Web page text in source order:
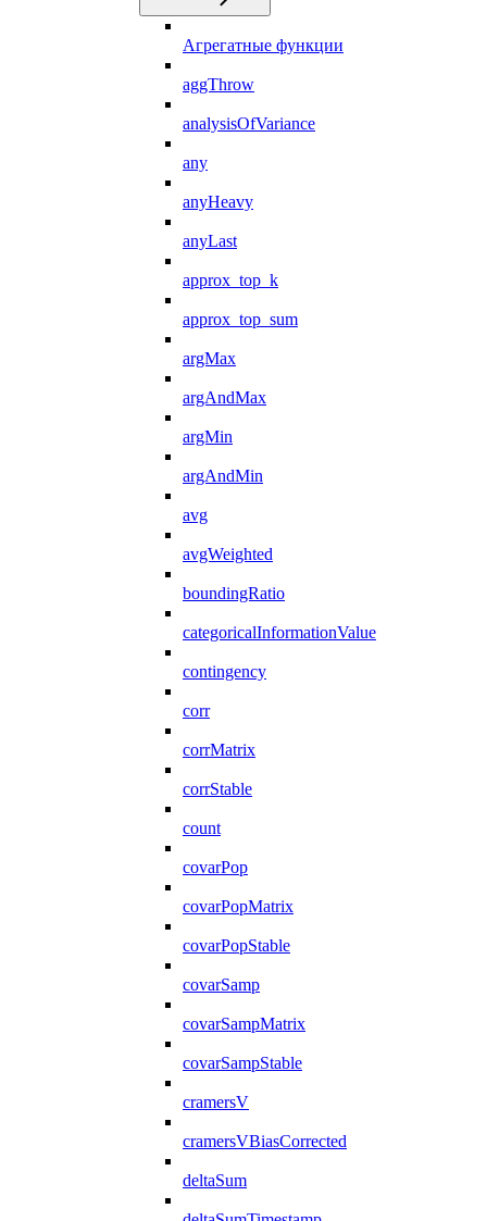
Агрегатные функции
aggThrow
analysisOfVariance
any
anyHeavy
anyLast
approx_top_k
approx_top_sum
argMax
argAndMax
argMin
argAndMin
avg
avgWeighted
boundingRatio
categoricalInformationValue
contingency
corr
corrMatrix
corrStable
count
covarPop
covarPopMatrix
covarPopStable
covarSamp
covarSampMatrix
covarSampStable
cramersV
cramersVBiasCorrected
deltaSum